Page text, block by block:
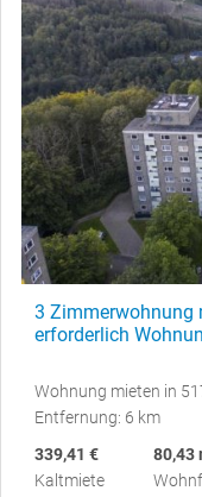
3 Zimmerwohnung
erforderlich
Wohnung mieten in
Entfernung: 6 km
339,41 €
Kaltmiete
80,43